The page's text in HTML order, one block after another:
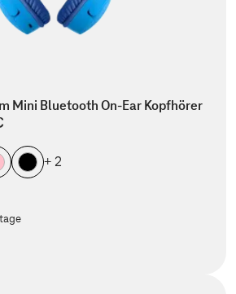
Mini Bluetooth On-Ear Kopfhörer
+ 2